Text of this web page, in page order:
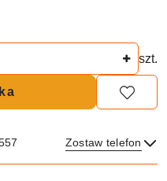
szt.
Zostaw telefon